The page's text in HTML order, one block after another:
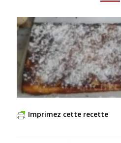
Imprimez cette recette